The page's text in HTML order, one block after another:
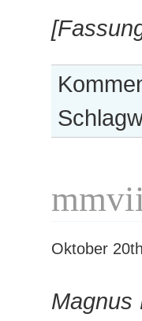
Oktober
Magnus